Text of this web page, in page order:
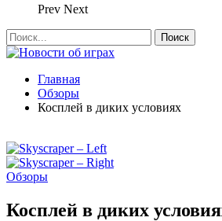
Prev Next
Главная
Обзоры
Косплей в диких условиях
Обзоры
Косплей в диких